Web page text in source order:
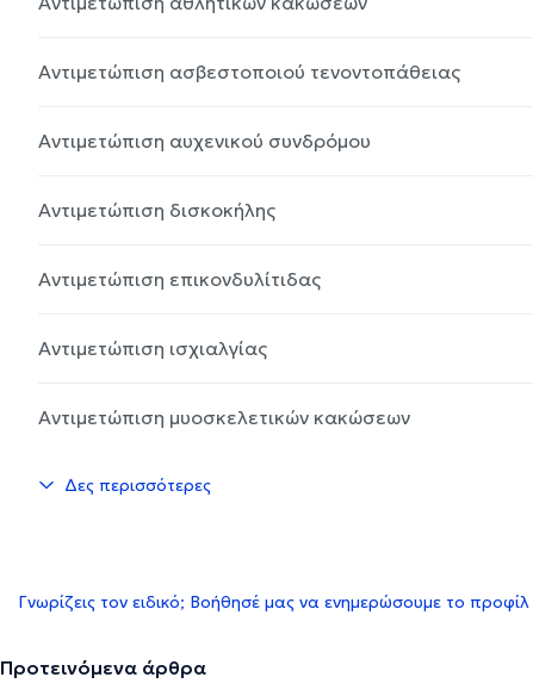
Αντιμετώπιση ασβεστοποιού τενοντοπάθειας
Αντιμετώπιση αυχενικού συνδρόμου
Αντιμετώπιση δισκοκήλης
Αντιμετώπιση επικονδυλίτιδας
Αντιμετώπιση ισχιαλγίας
Αντιμετώπιση μυοσκελετικών κακώσεων
Δες περισσότερες
Γνωρίζεις τον ειδικό; Βοήθησέ μας να ενημερώσουμε το προφίλ
Προτεινόμενα άρθρα